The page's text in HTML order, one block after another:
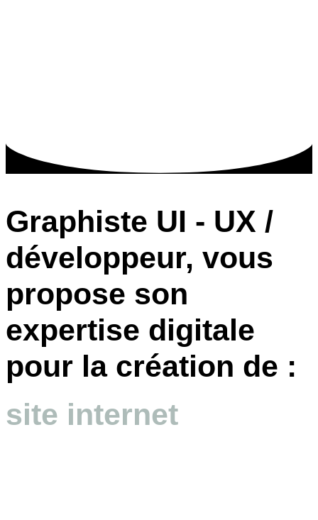
Graphiste UI - UX /
développeur, vous
propose son
expertise digitale
pour la création de :
site internet